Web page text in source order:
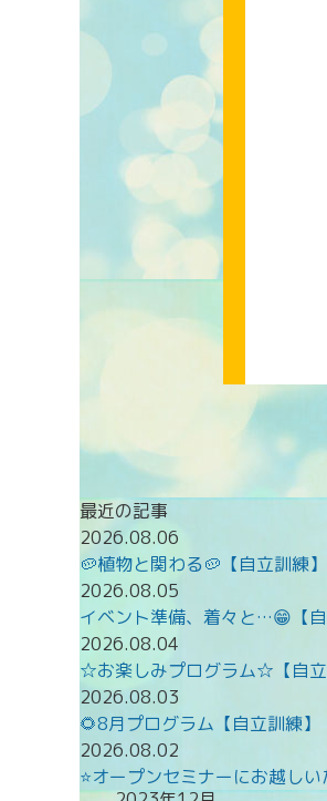
最近の記事
2026.08.06
🥔植物と関わる🥔【自立訓練】
2026.08.05
イベント準備、着々と…😁【自
2026.08.04
☆お楽しみプログラム☆【自立
2026.08.03
🌻8月プログラム【自立訓練】
2026.08.02
⭐オープンセミナーにお越し